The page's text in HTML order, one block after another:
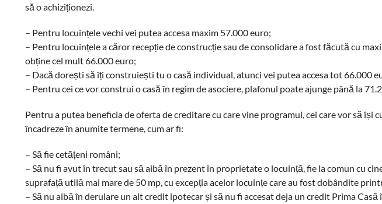
să o achiziționezi.
– Pentru locuințele vechi vei putea accesa maxim 57.000 euro;
– Pentru locuințele a căror recepție de construcție sau de consolidare a fost făcută cu
obține cel mult 66.000 euro;
– Dacă dorești să îți construiești tu o casă individual, atunci vei putea accesa tot 66.000
– Pentru cei ce vor construi o casă în regim de asociere, plafonul poate ajunge până la
Pentru a putea beneficia de oferta de creditare cu care vine programul, cei care vor să își
încadreze în anumite termene, cum ar fi:
– Să fie cetățeni români;
– Să nu fi avut în trecut sau să aibă în prezent în proprietate o locuință, fie la comun cu
suprafață utilă mai mare de 50 mp, cu excepția acelor locuințe care au fost dobândite
– Să nu aibă în derulare un alt credit ipotecar și să nu fi accesat deja un credit Prima Casă